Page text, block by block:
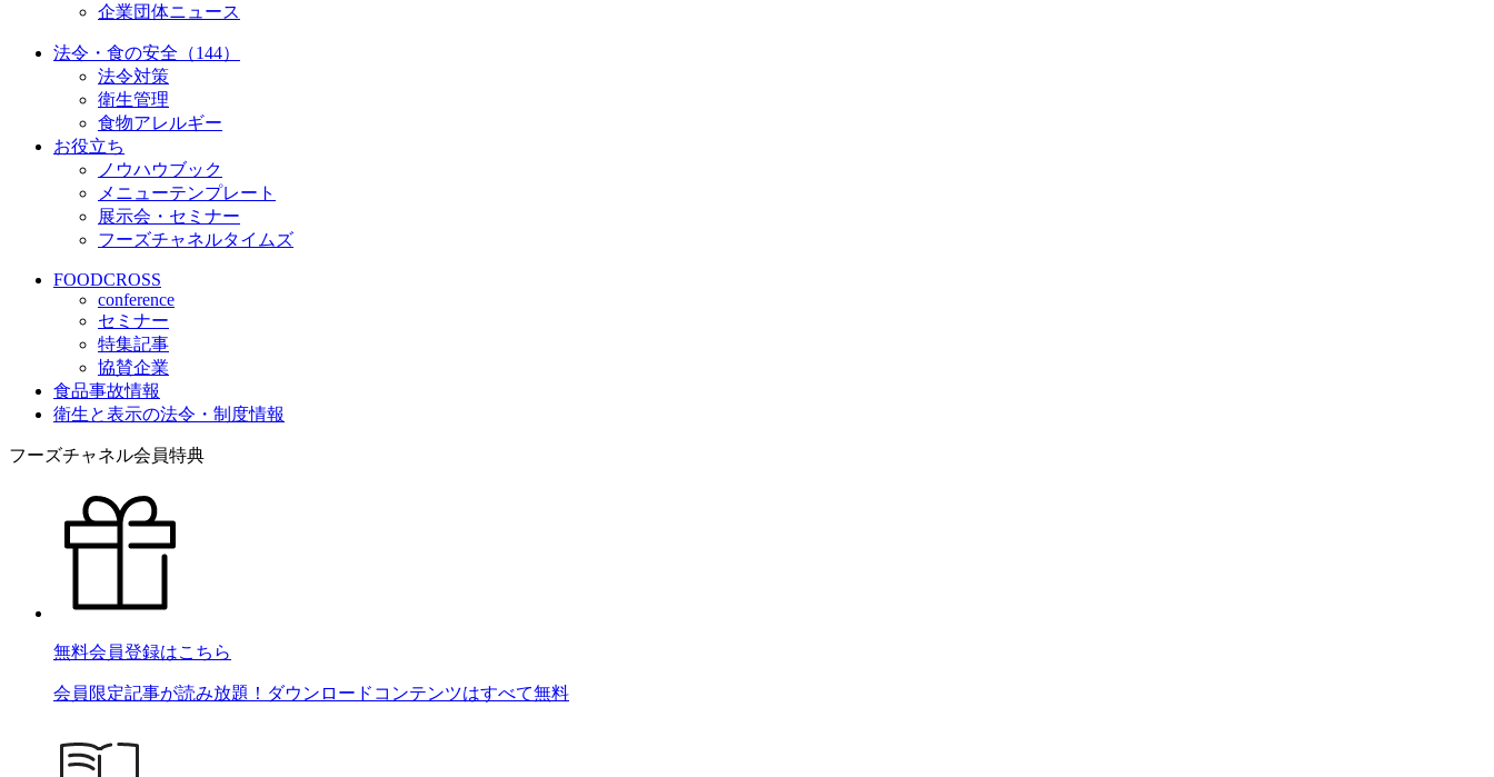
企業団体ニュース
法令・食の安全（144）
法令対策
衛生管理
食物アレルギー
お役立ち
ノウハウブック
メニューテンプレート
展示会・セミナー
フーズチャネルタイムズ
FOODCROSS
conference
セミナー
特集記事
協賛企業
食品事故情報
衛生と表示の法令・制度情報
フーズチャネル会員特典
無料会員登録はこちら
会員限定記事が読み放題！ダウンロードコンテンツはすべて無料